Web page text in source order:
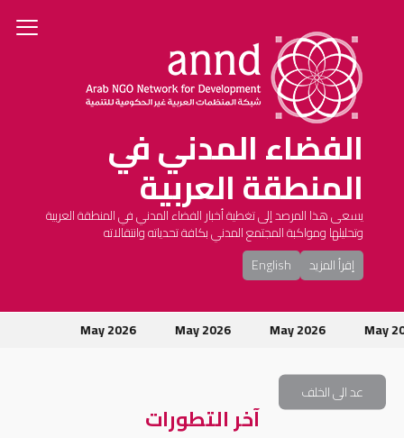
الفضاء المدني في
المنطقة العربية
يسعى هذا المرصد إلى تغطية أخبار الفضاء المدني في المنطقة العربية
وتحليلها ومواكبة المجتمع المدني بكافة تحدياته وانتقالاته
إقرأ المزيد
English
May 2026 May 2026 May 2026 May
آخر التطورات
عد الى الخلف